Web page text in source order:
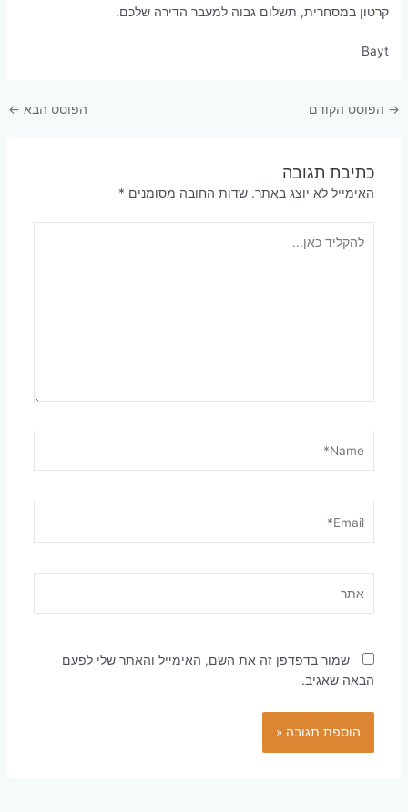
קרטון במסחרית, תשלום גבוה למעבר הדירה שלכם.
Bayt
Post
→ הפוסט הקודם הפוסט הבא ←
כתיבת תגובה
האימייל לא יוצג באתר. שדות החובה מסומנים *
כאן...
שמור בדפדפן זה את השם, האימייל והאתר שלי לפעם
הבאה שאגיב.